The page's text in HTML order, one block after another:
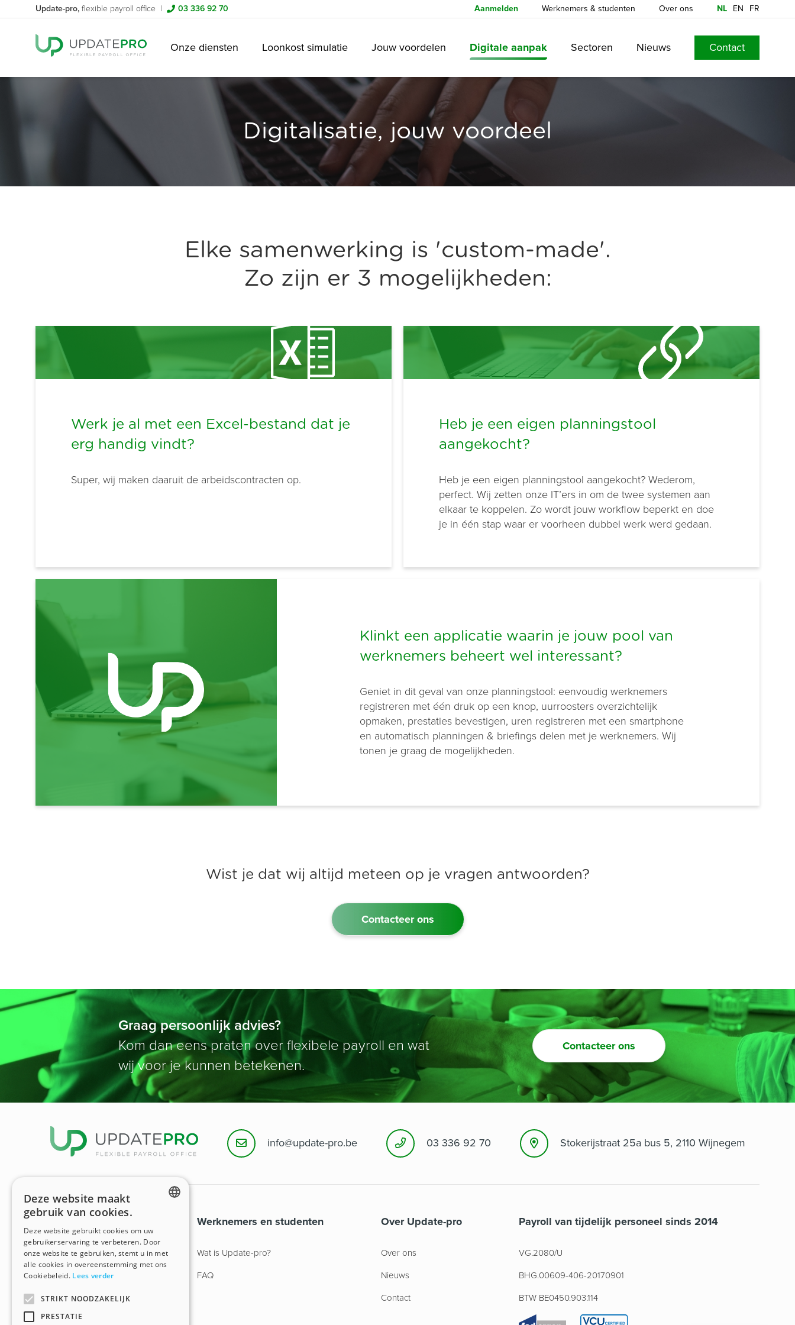
Update-pro, flexible payroll office | 03 336 92 70 Aanmelden Werknemers & studenten Over ons NL EN FR
Onze diensten Loonkost simulatie Jouw voordelen Digitale aanpak Sectoren Nieuws Contact
Digitalisatie, jouw voordeel
Elke samenwerking is 'custom-made'.
Zo zijn er 3 mogelijkheden:
Werk je al met een Excel-bestand dat je
erg handig vindt?
Super, wij maken daaruit de arbeidscontracten op.
Heb je een eigen planningstool
aangekocht?
Heb je een eigen planningstool aangekocht? Wederom,
perfect. Wij zetten onze IT’ers in om de twee systemen aan
elkaar te koppelen. Zo wordt jouw workflow beperkt en doe
je in één stap waar er voorheen dubbel werk werd gedaan.
Klinkt een applicatie waarin je jouw pool van
werknemers beheert wel interessant?
Geniet in dit geval van onze planningstool: eenvoudig werknemers
registreren met één druk op een knop, uurroosters overzichtelijk
opmaken, prestaties bevestigen, uren registreren met een smartphone
en automatisch planningen & briefings delen met je werknemers. Wij
tonen je graag de mogelijkheden.
Wist je dat wij altijd meteen op je vragen antwoorden?
Contacteer ons
Graag persoonlijk advies?
Kom dan eens praten over flexibele payroll en wat
wij voor je kunnen betekenen.
Contacteer ons
info@update-pro.be 03 336 92 70 Stokerijstraat 25a bus 5, 2110 Wijnegem
Onze diensten
Jouw voordelen
Digitale aanpak
Sectoren
Werknemers en studenten
Wat is Update-pro?
FAQ
Over Update-pro
Over ons
Nieuws
Contact
Payroll van tijdelijk personeel sinds 2014
VG.2080/U
BHG.00609-406-20170901
BTW BE0450.903.114
DUTCH
Deze website maakt
gebruik van cookies.
Deze website gebruikt cookies om uw
gebruikerservaring te verbeteren. Door
onze website te gebruiken, stemt u in met
alle cookies in overeenstemming met ons
Cookiebeleid. Lees verder
STRIKT NOODZAKELIJK
PRESTATIE